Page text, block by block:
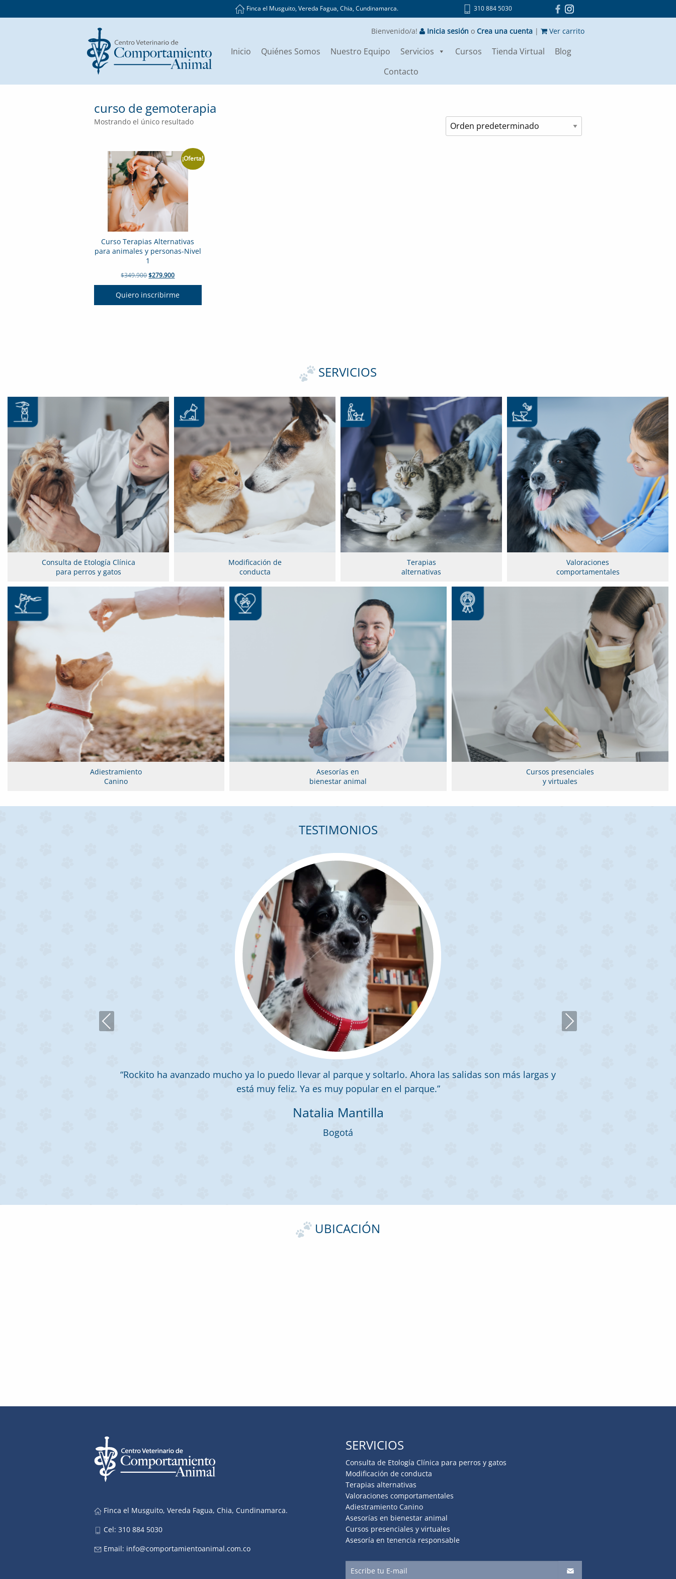
Finca el Musguito, Vereda Fagua, Chia, Cundinamarca. 310 884 5030
Bienvenido/a! Inicia sesión o Crea una cuenta | Ver carrito
Inicio Quiénes Somos Nuestro Equipo Servicios Cursos Tienda Virtual
Blog
Contacto
curso de gemoterapia
Mostrando el único resultado
¡Oferta!
Curso Terapias Alternativas
para animales y personas-Nivel
1
$349.900El
precio
original
era:
$279.900El
precio
actual
es:
Quiero inscribirme
SERVICIOS
Consulta de Etología Clínica
para perros y gatos
Modificación de
conducta
Terapias
alternativas
Valoraciones
comportamentales
Adiestramiento
Canino
Asesorías en
bienestar animal
Cursos presenciales
y virtuales
TESTIMONIOS
“Rockito ha avanzado mucho ya lo puedo llevar al parque y soltarlo. Ahora las salidas son más largas y
está muy feliz. Ya es muy popular en el parque.”
Natalia Mantilla
Bogotá
Previous Next
UBICACIÓN
Finca el Musguito, Vereda Fagua, Chia, Cundinamarca.
Cel: 310 884 5030
Email: info@comportamientoanimal.com.co
SERVICIOS
Consulta de Etología Clínica para perros y gatos
Modificación de conducta
Terapias alternativas
Valoraciones comportamentales
Adiestramiento Canino
Asesorías en bienestar animal
Cursos presenciales y virtuales
Asesoría en tenencia responsable